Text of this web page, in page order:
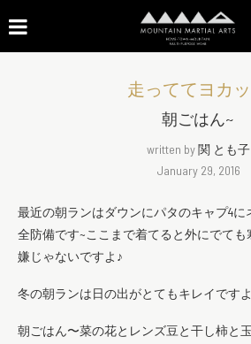
走っててヨカ
朝ごはん~
written by関 とも子
January 29, 2016
最近の朝ランはダウンにパタのキャプ4
全防備です~ここまで着てると外にでても
嫌じゃないですよ♪
冬の朝ランは日の出がとてもキレイですよ
朝ごはん〜菜の花とレンズ豆と干し柿と